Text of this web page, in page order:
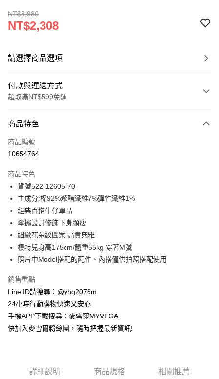
NT$3,980
NT$2,308
請選擇商品選項
付款與運送方式
超取滿NT$599免運
信用卡一次付款
信用卡分期付款
合作金庫商業銀行
華南商業銀行
上海商業儲蓄銀行
台北富邦商業銀行
國泰世華商業銀行
臺灣中小企業銀行
匯豐（台灣）商業銀行
聯邦商業銀行
元大商業銀行
永豐商業銀行
玉山商業銀行
星展（台灣）商業銀行
台灣樂天信用卡公司
超商取貨付款
LINE Pay
Apple Pay
街口支付
貨到付款
運送方式
全家取貨付款
每筆NT$100，滿NT$599(含以上)免運費
商品特色
商品編號
10654764
商品特色
貨號522-12605-70
主成分:棉92%聚酯纖維7%彈性纖維1%
經典百搭牛仔單品
傘擺設計修飾下身顯瘦
細緻花朵紋圖案 高貴典雅
模特兒身高175cm/體重55kg 穿著M號
照片中Model搭配的配件、內搭僅供拍照搭配使用
銷售重點
Line ID請搜尋：@yhg2076m
24小時行動購物快速又安心
手機APP下載搜尋：麥雪爾MYVEGA
快加入麥雪爾粉絲團，隨時把握最新資訊!
詳細說明 商品規格 相關推薦